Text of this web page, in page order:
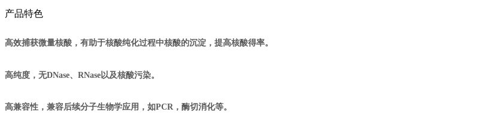
产品特色
高效捕获微量核酸，有助于核酸纯化过程中核酸的沉淀，提高核酸得率。
高纯度，无DNase、RNase以及核酸污染。
高兼容性，兼容后续分子生物学应用，如PCR，酶切消化等。